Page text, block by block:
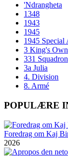
'Ndrangheta
1348
1943
1945
1945 Special
3 King's
331 Squadron
3a Julia
4. Division
8. Armé
POPULÆRE
Foredrag om Kaj
2026